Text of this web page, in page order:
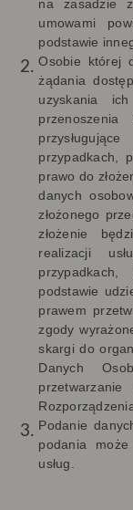
na zasadzie
umowami
podstawie
Osobie której
żądania
uzyskania
przypadkach,
prawo do
danych
złożonego
złożenie
realizacji
podstawie
prawem
zgody
skargi do
Danych
Podanie
podania
usług.